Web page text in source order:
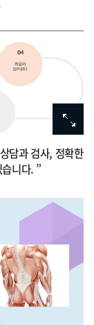
담과 검사, 정확한
니다. ”